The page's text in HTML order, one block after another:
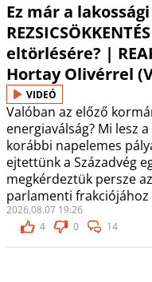
Ez már a
REZSICSÖKKENTÉS
eltörlésére? |
Hortay Olivérrel
VIDEÓ
Valóban az előző
energiaválság? Mi lesz
korábbi napelemes
ejtettünk a Századvég
megkérdeztük persze
parlamenti frakciójához
2026.08.07 19:26
4
0 14